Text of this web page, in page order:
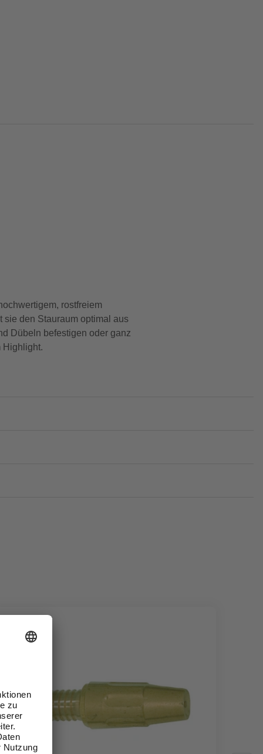
rostfreiem
sie den Stauraum optimal aus
Dübeln befestigen oder ganz
Highlight.